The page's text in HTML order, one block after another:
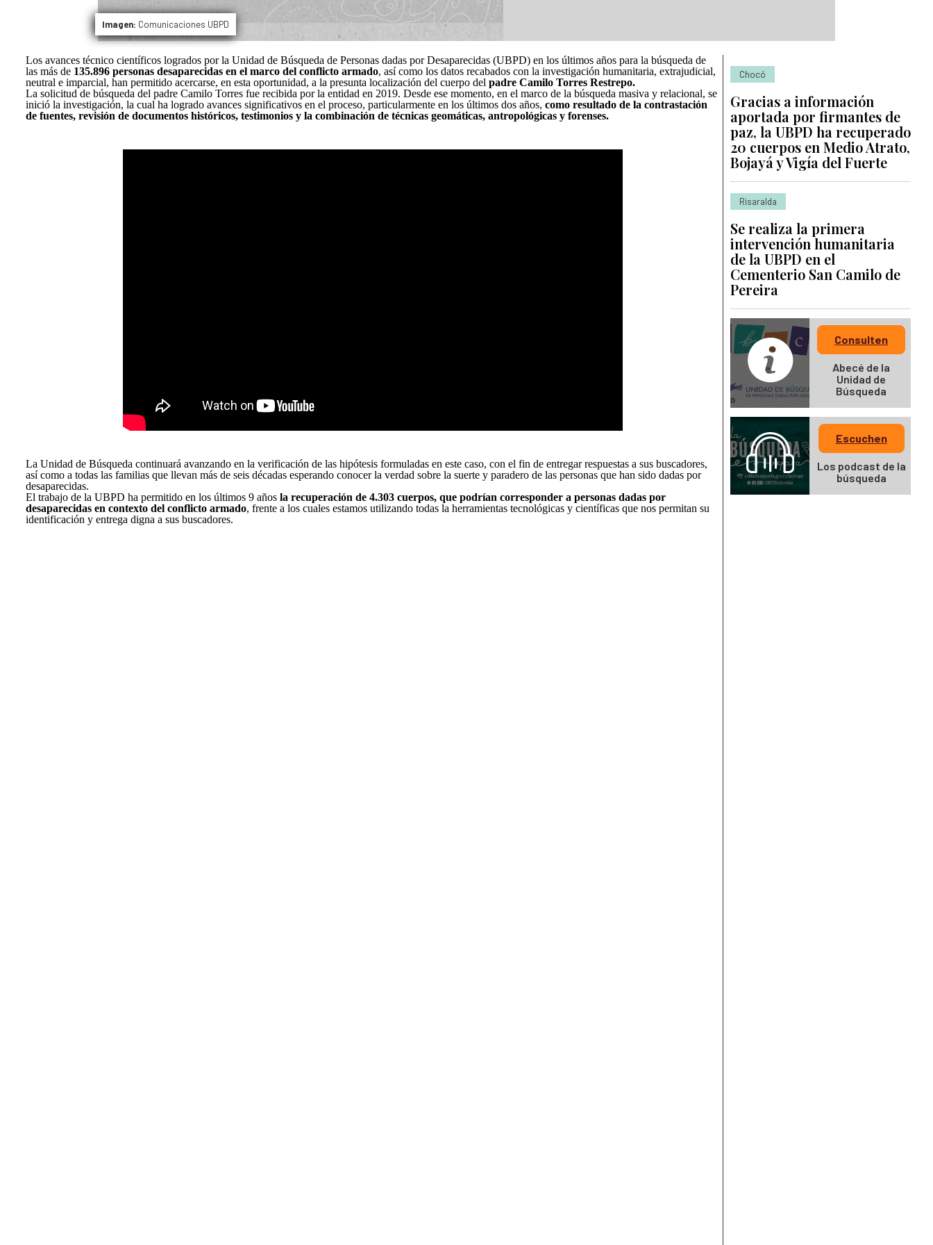
Imagen: Comunicaciones UBPD
Los avances técnico científicos logrados por la Unidad de Búsqueda de Personas dadas por Desaparecidas (UBPD) en los últimos años para la búsqueda de
las más de 135.896 personas desaparecidas en el marco del conflicto armado, así como los datos recabados con la investigación humanitaria, extrajudicial,
neutral e imparcial, han permitido acercarse, en esta oportunidad, a la presunta localización del cuerpo del padre Camilo Torres Restrepo.
La solicitud de búsqueda del padre Camilo Torres fue recibida por la entidad en 2019. Desde ese momento, en el marco de la búsqueda masiva y relacional, se
inició la investigación, la cual ha logrado avances significativos en el proceso, particularmente en los últimos dos años, como resultado de la contrastación
de fuentes, revisión de documentos históricos, testimonios y la combinación de técnicas geomáticas, antropológicas y forenses.
La Unidad de Búsqueda continuará avanzando en la verificación de las hipótesis formuladas en este caso, con el fin de entregar respuestas a sus buscadores,
así como a todas las familias que llevan más de seis décadas esperando conocer la verdad sobre la suerte y paradero de las personas que han sido dadas por
desaparecidas.
El trabajo de la UBPD ha permitido en los últimos 9 años la recuperación de 4.303 cuerpos, que podrían corresponder a personas dadas por
desaparecidas en contexto del conflicto armado, frente a los cuales estamos utilizando todas la herramientas tecnológicas y científicas que nos permitan su
identificación y entrega digna a sus buscadores.
Chocó
Gracias a información
aportada por firmantes de
paz, la UBPD ha recuperado
20 cuerpos en Medio Atrato,
Bojayá y Vigía del Fuerte
Risaralda
Se realiza la primera
intervención humanitaria
de la UBPD en el
Cementerio San Camilo de
Pereira
Consulten
Abecé de la
Unidad de
Búsqueda
Escuchen
Los podcast de la
búsqueda